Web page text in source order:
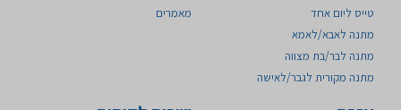
טייס ליום אחד
מתנה לאבא/לאמא
מתנה לבר/בת מצווה
מתנה מקורית לגבר/לאישה
מאמרים